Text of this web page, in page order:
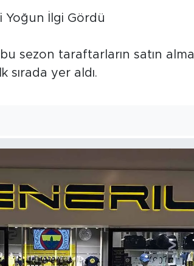
Yoğun İlgi Gördü
sezon taraftarların satın alma
yer aldı.